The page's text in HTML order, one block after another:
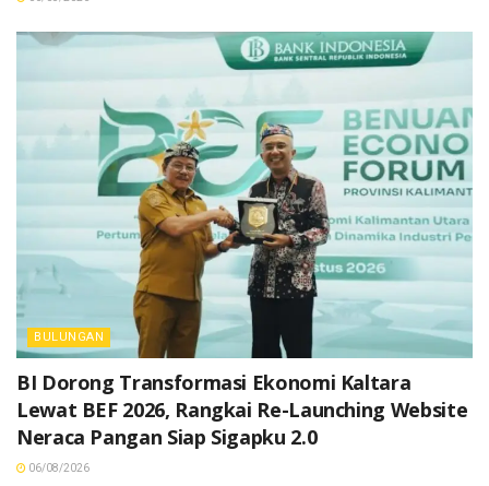
BULUNGAN
BI Dorong Transformasi Ekonomi Kaltara
Lewat BEF 2026, Rangkai Re-Launching Website
Neraca Pangan Siap Sigapku 2.0
06/08/2026